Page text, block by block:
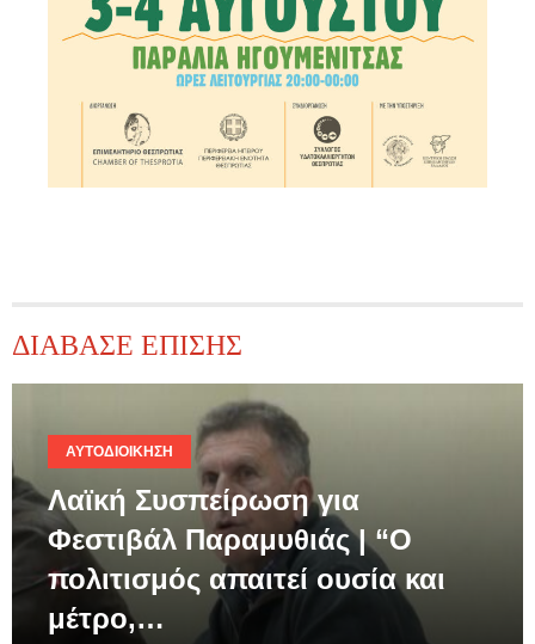
ΔΙΑΒΑΣΕ ΕΠΙΣΗΣ
ΑΥΤΟΔΙΟΊΚΗΣΗ
Λαϊκή Συσπείρωση για
Φεστιβάλ Παραμυθιάς | “Ο
πολιτισμός απαιτεί ουσία και
μέτρο,…